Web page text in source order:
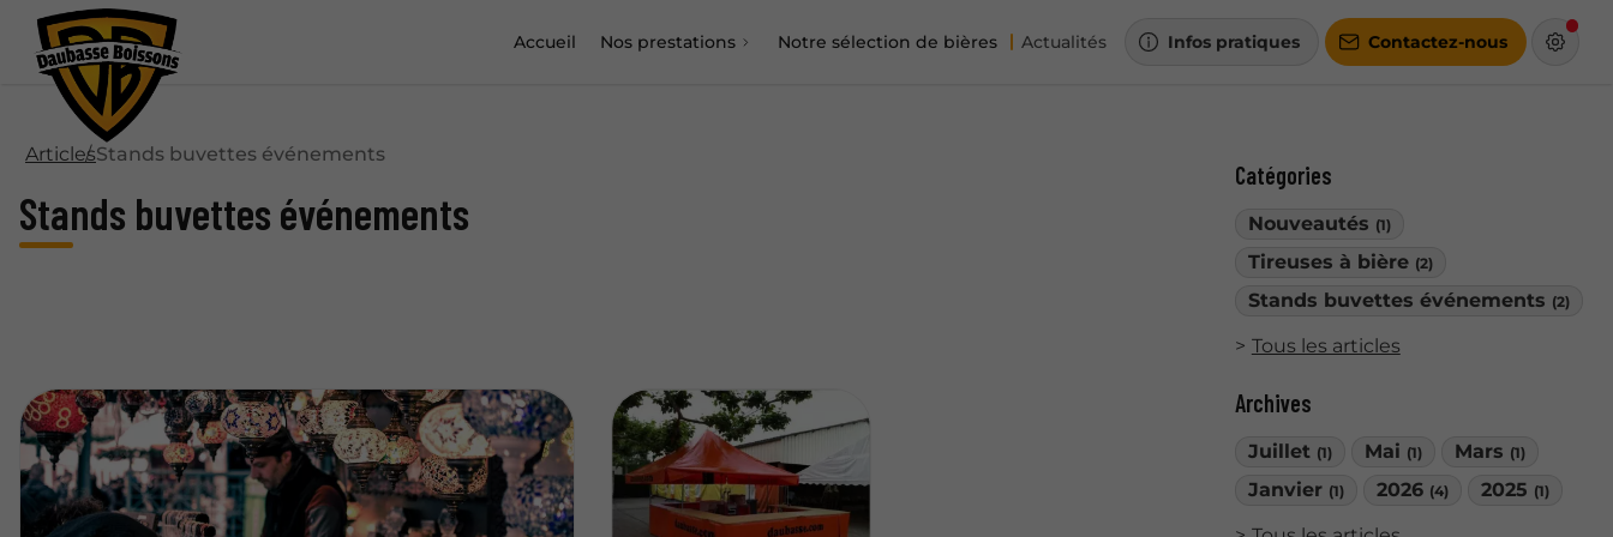
Accueil Nos prestations Notre sélection de bières Actualités Infos pratiques Contactez-nous
Catégories
Nouveautés (1)
Tireuses à bière (2)
Stands buvettes événements (2)
Tous les articles
Archives
Juillet (1) Mai (1) Mars (1)
Janvier (1) 2026 (4) 2025 (1)
ArticlesStands buvettes événements
Stands buvettes événements